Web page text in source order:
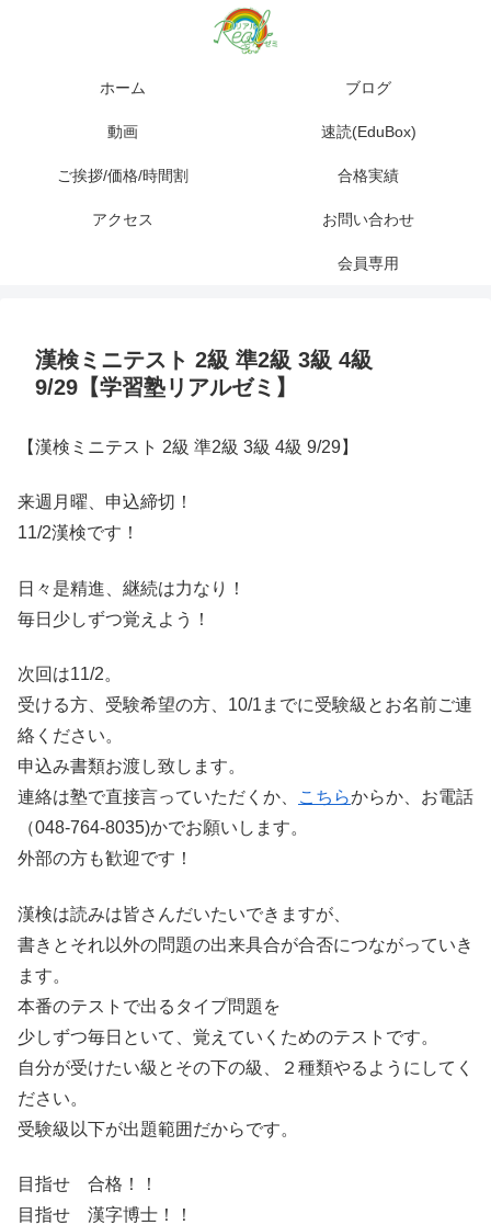
ホーム ブログ
動画 速読(EduBox)
ご挨拶/価格/時間割 合格実績
アクセス お問い合わせ
会員専用
漢検ミニテスト 2級 準2級 3級 4級
9/29【学習塾リアルゼミ】
【漢検ミニテスト 2級 準2級 3級 4級 9/29】
来週月曜、申込締切！
11/2漢検です！
日々是精進、継続は力なり！
毎日少しずつ覚えよう！
次回は11/2。
受ける方、受験希望の方、10/1までに受験級とお名前ご連
絡ください。
申込み書類お渡し致します。
連絡は塾で直接言っていただくか、
こちらからか、お電話
（048-764-8035)かでお願いします。
外部の方も歓迎です！
漢検は読みは皆さんだいたいできますが、
書きとそれ以外の問題の出来具合が合否につながっていき
ます。
本番のテストで出るタイプ問題を
少しずつ毎日といて、覚えていくためのテストです。
自分が受けたい級とその下の級、２種類やるようにしてく
ださい。
受験級以下が出題範囲だからです。
目指せ 合格！！
目指せ 漢字博士！！